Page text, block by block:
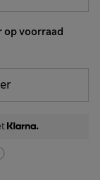
op voorraad